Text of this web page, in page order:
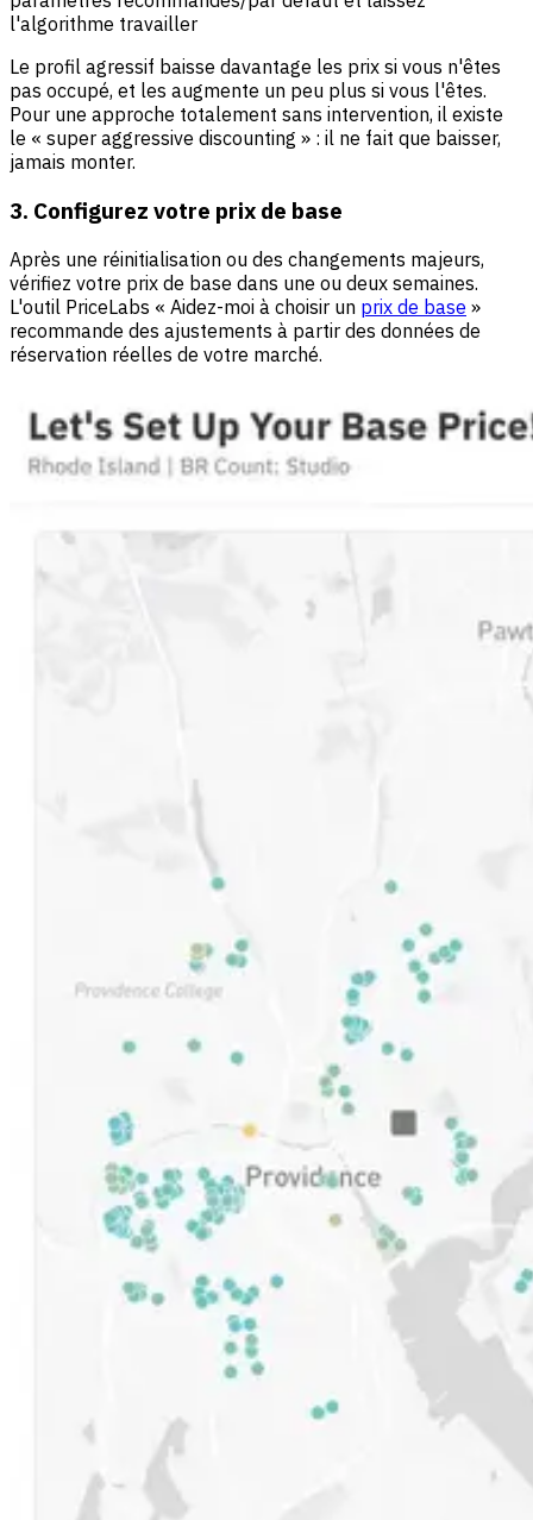
l'algorithme travailler
Le profil agressif baisse davantage les prix si vous n'êtes
pas occupé, et les augmente un peu plus si vous l'êtes.
Pour une approche totalement sans intervention, il existe
le « super aggressive discounting » : il ne fait que baisser,
jamais monter.
3. Configurez votre prix de base
Après une réinitialisation ou des changements majeurs,
vérifiez votre prix de base dans une ou deux semaines.
L'outil PriceLabs « Aidez-moi à choisir un prix de base »
recommande des ajustements à partir des données de
réservation réelles de votre marché.